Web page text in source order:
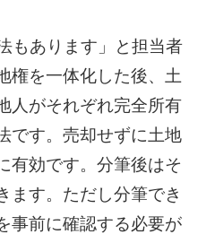
もあります」と担当者
権を一体化した後、土
人がそれぞれ完全所有
です。売却せずに土地
有効です。分筆後はそ
ます。ただし分筆でき
事前に確認する必要が